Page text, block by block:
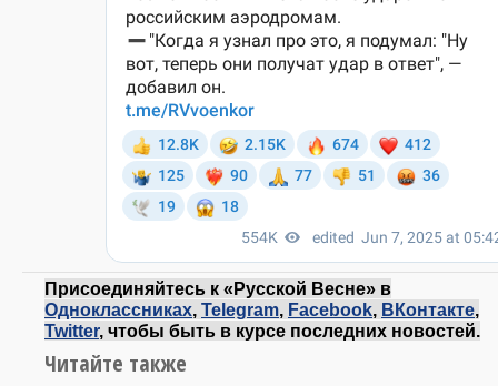
Присоединяйтесь к «Русской Весне» в
Одноклассниках, Telegram, Facebook, ВКонтакте,
Twitter, чтобы быть в курсе последних новостей.
Читайте также